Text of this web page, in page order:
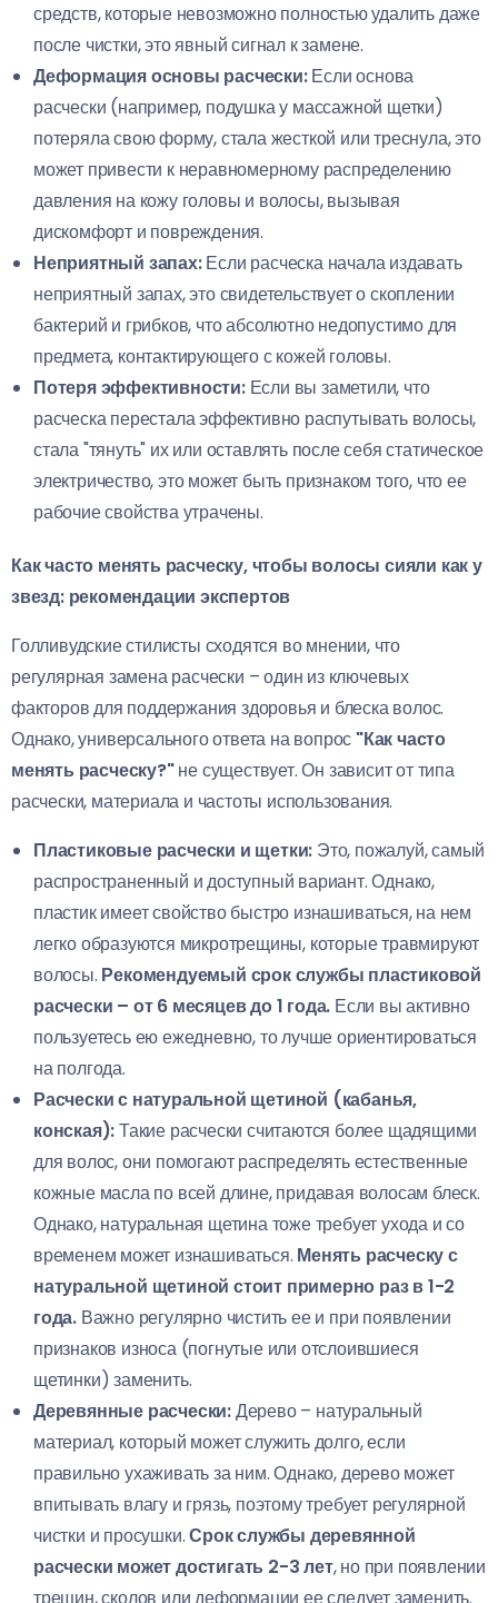
средств, которые невозможно полностью удалить даже
после чистки, это явный сигнал к замене.
Деформация основы расчески:Если основа
расчески (например, подушка у массажной щетки)
потеряла свою форму, стала жесткой или треснула, это
может привести к неравномерному распределению
давления на кожу головы и волосы, вызывая
дискомфорт и повреждения.
Неприятный запах:Если расческа начала издавать
неприятный запах, это свидетельствует о скоплении
бактерий и грибков, что абсолютно недопустимо для
предмета, контактирующего с кожей головы.
Потеря эффективности:Если вы заметили, что
расческа перестала эффективно распутывать волосы,
стала "тянуть" их или оставлять после себя статическое
электричество, это может быть признаком того, что ее
рабочие свойства утрачены.
Как часто менять расческу, чтобы волосы сияли как у
звезд: рекомендации экспертов
Голливудские стилисты сходятся во мнении, что
регулярная замена расчески – один из ключевых
факторов для поддержания здоровья и блеска волос.
Однако, универсального ответа на вопрос "Как часто
менять расческу?"не существует. Он зависит от типа
расчески, материала и частоты использования.
Пластиковые расчески и щетки: Это, пожалуй, самый
распространенный и доступный вариант. Однако,
пластик имеет свойство быстро изнашиваться, на нем
легко образуются микротрещины, которые травмируют
волосы. Рекомендуемый срок службы пластиковой
расчески – от 6 месяцев до 1 года. Если вы активно
пользуетесь ею ежедневно, то лучше ориентироваться
на полгода.
Расчески с натуральной щетиной (кабанья,
конская):Такие расчески считаются более щадящими
для волос, они помогают распределять естественные
кожные масла по всей длине, придавая волосам блеск.
Однако, натуральная щетина тоже требует ухода и со
временем может изнашиваться. Менять расческу с
натуральной щетиной стоит примерно раз в 1-2
года. Важно регулярно чистить ее и при появлении
признаков износа (погнутые или отслоившиеся
щетинки) заменить.
Деревянные расчески:Дерево – натуральный
материал, который может служить долго, если
правильно ухаживать за ним. Однако, дерево может
впитывать влагу и грязь, поэтому требует регулярной
чистки и просушки.Срок службы деревянной
расчески может достигать 2-3 лет, но при появлении